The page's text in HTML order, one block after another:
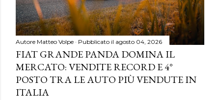
Autore Matteo Volpe Pubblicato il agosto 04, 2026
FIAT GRANDE PANDA DOMINA IL
MERCATO: VENDITE RECORD E 4°
POSTO TRA LE AUTO PIÙ VENDUTE IN
ITALIA